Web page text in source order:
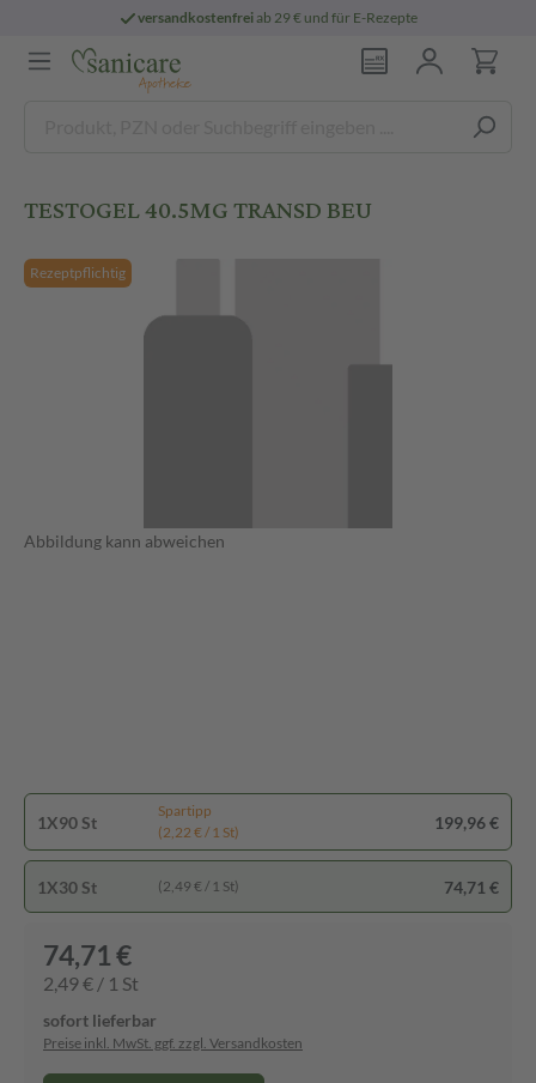
versandkostenfreiab 29 € und für E-Rezepte
TESTOGEL 40.5MG TRANSD BEU
Rezeptpflichtig
Abbildung kann abweichen
1X90 St
Spartipp
(2,22 € / 1 St)
199,96 €
1X30 St (2,49 € / 1 St) 74,71 €
74,71 €
2,49 € / 1 St
sofort lieferbar
Preise inkl. MwSt. ggf. zzgl. Versandkosten